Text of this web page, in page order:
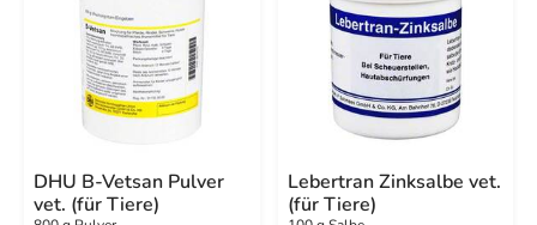
DHU B-Vetsan Pulver
vet. (für Tiere)
Lebertran Zinksalbe vet.
(für Tiere)